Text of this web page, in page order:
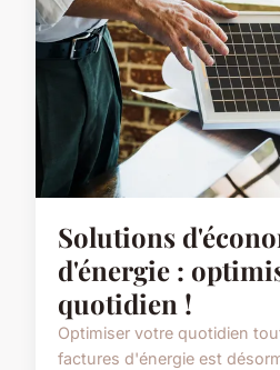
Solutions
d'énergie :
quotidien !
Optimiser votre quotidien
factures d'énergie est